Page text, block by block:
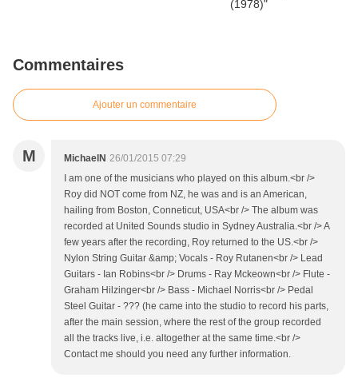
Commentaires
Ajouter un commentaire
M MichaelN 26/01/2015 07:29
I am one of the musicians who played on this album.<br />
Roy did NOT come from NZ, he was and is an American,
hailing from Boston, Conneticut, USA<br /> The album was
recorded at United Sounds studio in Sydney Australia.<br /> A
few years after the recording, Roy returned to the US.<br />
Nylon String Guitar &amp; Vocals - Roy Rutanen<br /> Lead
Guitars - Ian Robins<br /> Drums - Ray Mckeown<br /> Flute -
Graham Hilzinger<br /> Bass - Michael Norris<br /> Pedal
Steel Guitar - ??? (he came into the studio to record his parts,
after the main session, where the rest of the group recorded
all the tracks live, i.e. altogether at the same time.<br />
Contact me should you need any further information.